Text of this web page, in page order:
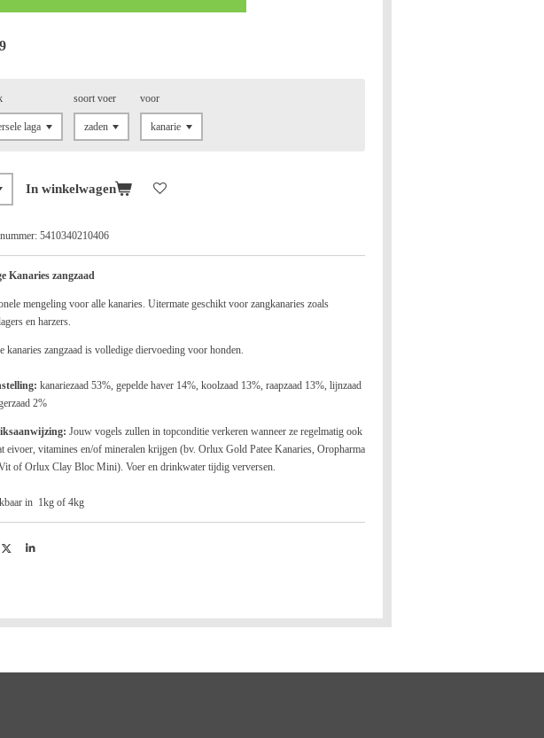
soort voer voor
In winkelwagen
5410340210406
Kanaries zangzaad
mengeling voor alle kanaries. Uitermate geschikt voor zangkanaries zoals
en harzers.
kanaries zangzaad is volledige diervoeding voor honden.
kanariezaad 53%, gepelde haver 14%, koolzaad 13%, raapzaad 13%, lijnzaad
2%
Jouw vogels zullen in topconditie verkeren wanneer ze regelmatig ook
eivoer, vitamines en/of mineralen krijgen (bv. Orlux Gold Patee Kanaries, Oropharma
of Orlux Clay Bloc Mini). Voer en drinkwater tijdig verversen.
in 1kg of 4kg
D
S